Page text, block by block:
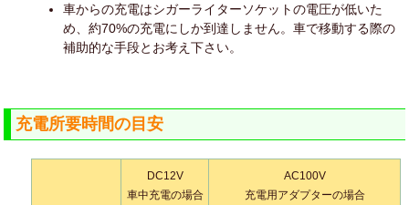
車からの充電はシガーライターソケットの電圧が低いた
め、約70%の充電にしか到達しません。車で移動する際の
補助的な手段とお考え下さい。
充電所要時間の目安
DC12V
車中充電の場合
AC100V
充電用アダプターの場合